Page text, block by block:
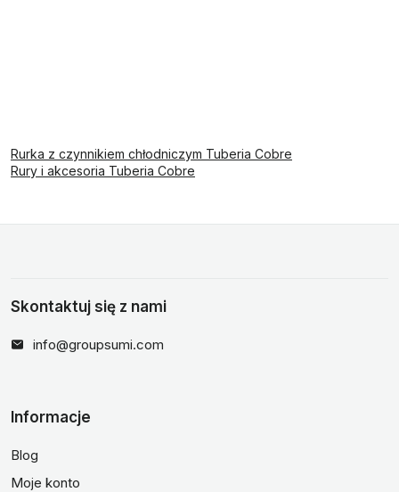
Rurka z czynnikiem chłodniczym Tuberia Cobre
Rury i akcesoria Tuberia Cobre
Skontaktuj się z nami
info@groupsumi.com
Informacje
Blog
Moje konto